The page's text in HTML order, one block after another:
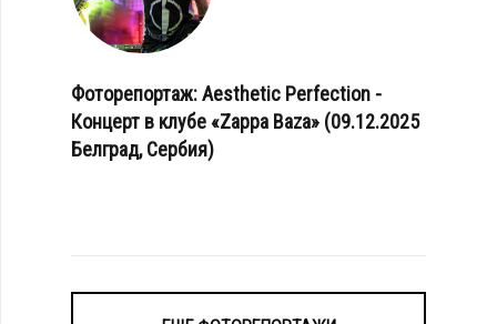
Фоторепортаж: Aesthetic Perfection -
Концерт в клубе «Zappa Baza» (09.12.2025
Белград, Сербия)